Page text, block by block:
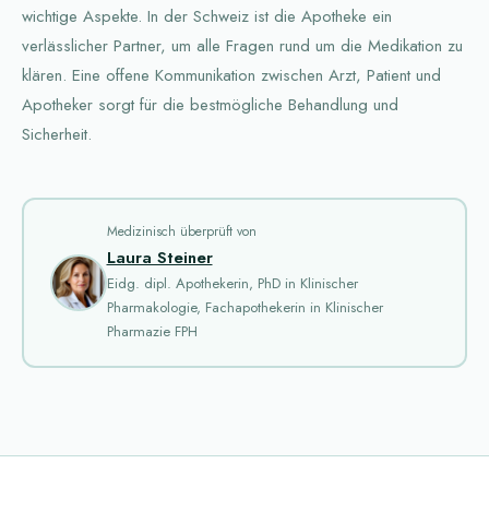
wichtige Aspekte. In der Schweiz ist die Apotheke ein
verlässlicher Partner, um alle Fragen rund um die Medikation zu
klären. Eine offene Kommunikation zwischen Arzt, Patient und
Apotheker sorgt für die bestmögliche Behandlung und
Sicherheit.
Medizinisch überprüft von
Laura Steiner
Eidg. dipl. Apothekerin, PhD in Klinischer
Pharmakologie, Fachapothekerin in Klinischer
Pharmazie FPH